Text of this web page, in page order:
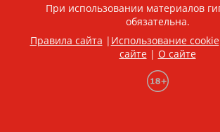
При использовании материалов
обязательна.
Правила сайта | Использование cookie
сайте| О сайте